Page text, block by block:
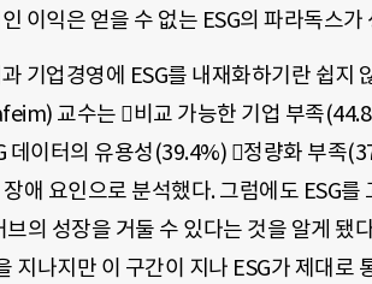
이익은 얻을 수 없는 ESG의 파라독스
기업경영에 ESG를 내재화하기란 쉽지
교수는 비교 가능한 기업 부족
데이터의 유용성(39.4%) 정량화 부족
애 요인으로 분석했다. 그럼에도 ESG
브의 성장을 거둘 수 있다는 것을 알게
지나지만 이 구간이 지나 ESG가 제대